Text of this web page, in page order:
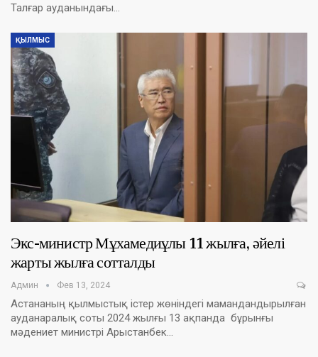
Талғар ауданындағы…
ҚЫЛМЫС
Экс-министр Мұхамедиұлы 11 жылға, әйелі
жарты жылға сотталды
Админ Фев 13, 2024
Астананың қылмыстық істер жөніндегі мамандандырылған
ауданаралық соты 2024 жылғы 13 ақпанда бұрынғы
мәдениет министрі Арыстанбек…